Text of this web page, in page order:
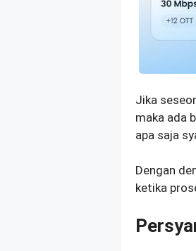
Jika
maka ada
apa saja
Dengan
ketika